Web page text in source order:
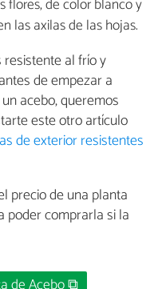
flores, de color blanco y
las axilas de las hojas.
al frío y
de empezar a
acebo, queremos
este otro artículo
de exterior resistentes
precio de una planta
poder comprarla si la